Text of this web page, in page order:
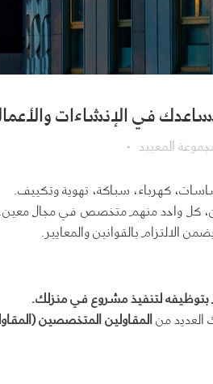
في الإنشاءات
المعيبد
كهرباء، سباكة، تهوية وتكييف.
كل واحد منهم متخصص في مجال
الالتزام بالقوانين والمعايير.
بتوظيفه لتنفيذ مشروع في منزلك.
العديد منالمقاولين المتخصصين